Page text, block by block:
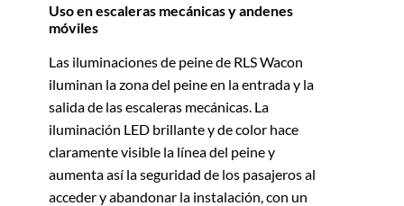
Uso en escaleras mecánicas y andenes
móviles
Las iluminaciones de peine de RLS Wacon
iluminan la zona del peine en la entrada y la
salida de las escaleras mecánicas. La
iluminación LED brillante y de color hace
claramente visible la línea del peine y
aumenta así la seguridad de los pasajeros al
acceder y abandonar la instalación, con un